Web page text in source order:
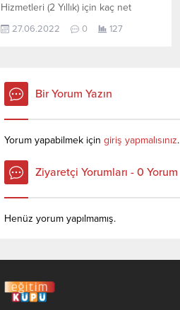
Hizmetleri (2 Yıllık) için kaç net
aşağıdan öğrenebilirsiniz. Bu veriler
Sihirbazı, YKS-TYT Net Sihirbazı.
Sayfamızdaki verilerin tamamı
YÖK tarafından yayınlanmış olan en
son güncel...
27.06.2022 0 127
Bir Yorum Yazın
Yorum yapabilmek için giriş yapmalısınız.
Ziyaretçi Yorumları - 0 Yorum
Henüz yorum yapılmamış.